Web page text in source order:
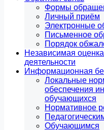
Формы
Личный приём
Электронные
Письменное
Порядок
Независимая
деятельности
Информационная
Локальные
обеспечения
обучающихся
Нормативное
Обучающимся